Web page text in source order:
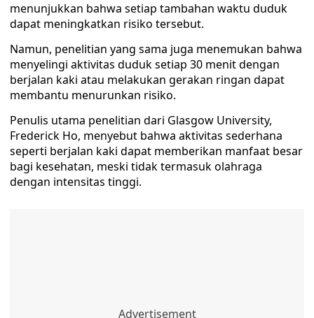
menunjukkan bahwa setiap tambahan waktu duduk
dapat meningkatkan risiko tersebut.
Namun, penelitian yang sama juga menemukan bahwa
menyelingi aktivitas duduk setiap 30 menit dengan
berjalan kaki atau melakukan gerakan ringan dapat
membantu menurunkan risiko.
Penulis utama penelitian dari Glasgow University,
Frederick Ho, menyebut bahwa aktivitas sederhana
seperti berjalan kaki dapat memberikan manfaat besar
bagi kesehatan, meski tidak termasuk olahraga
dengan intensitas tinggi.